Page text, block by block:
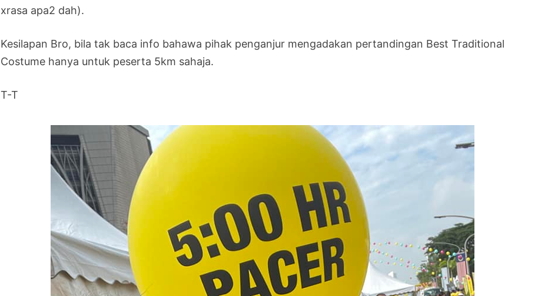
xrasa apa2 dah).
Kesilapan Bro, bila tak baca info bahawa pihak penganjur mengadakan pertandingan Best Traditional
Costume hanya untuk peserta 5km sahaja.
T-T